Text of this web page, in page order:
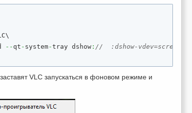
-- qt - system-tray dshow : //  :dshow-vdev=screen-
VLC запускаться в фоновом режиме и